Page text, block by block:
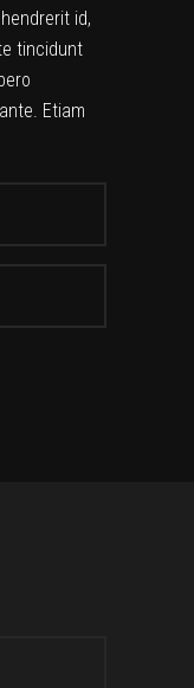
id,
tincidunt
Etiam